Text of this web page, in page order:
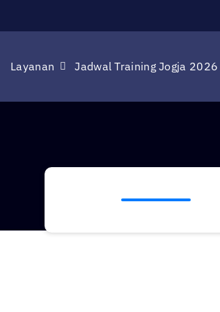
Layanan Jadwal Training Jogja 2026